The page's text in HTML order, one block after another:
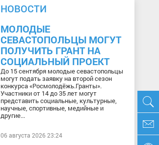
НОВОСТИ
МОЛОДЫЕ
СЕВАСТОПОЛЬЦЫ МОГУТ
ПОЛУЧИТЬ ГРАНТ НА
СОЦИАЛЬНЫЙ ПРОЕКТ
До 15 сентября молодые севастопольцы
могут подать заявку на второй сезон
конкурса «Росмолодёжь.Гранты».
Участники от 14 до 35 лет могут
представить социальные, культурные,
научные, спортивные, медийные и
другие...
06 августа 2026 23:24